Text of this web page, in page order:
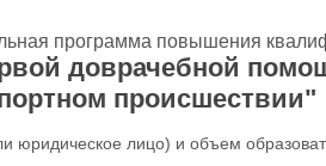
программа повышения
доврачебной
происшествии"
юридическое лицо) и объем